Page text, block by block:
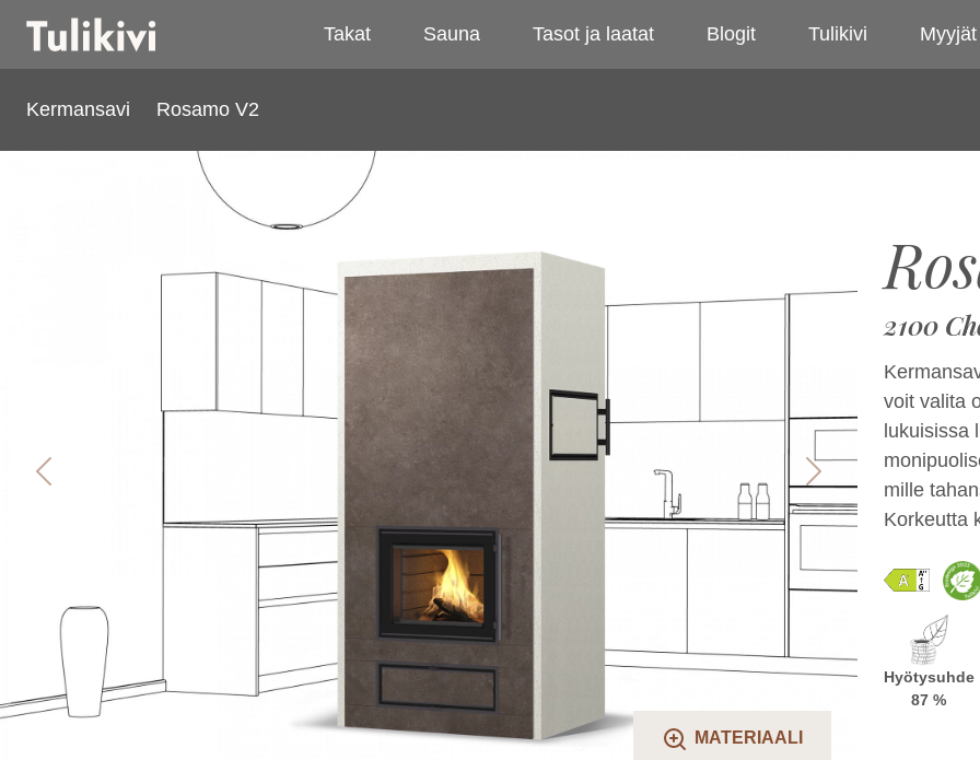
Takat Sauna Tasot ja laatat Blogit Tulikivi Myyjät
Kermansavi Rosamo V2
Rosamo V2
Previous Next
MATERIAALI
2100
voit valita
lukuisissa
mille
Korkeutta
Hyötysuhde
87 %